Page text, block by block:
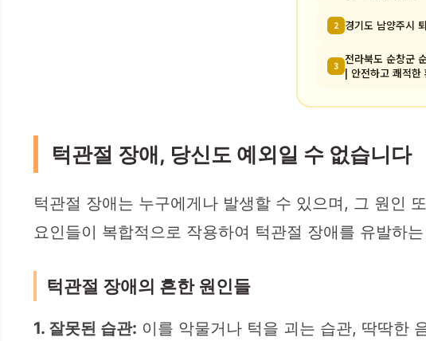
2 경기도 남양주시
3 전라북도 순창군
| 안전하고 쾌적한
턱관절 장애, 당신도 예외일 수 없습니다
턱관절 장애는 누구에게나 발생할 수 있으며, 그 원인
요인들이 복합적으로 작용하여 턱관절 장애를 유발하
턱관절 장애의 흔한 원인들
1. 잘못된 습관: 이를 악물거나 턱을 괴는 습관, 딱딱한